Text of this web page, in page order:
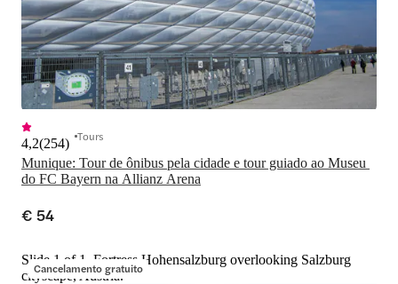
Munique: Tour de ônibus pela cidade e tour guiado ao Museu
do FC Bayern na Allianz Arena
4,2(254) Tours
€ 54
Cancelamento gratuito
Slide 1 of 1, Fortress Hohensalzburg overlooking Salzburg
cityscape, Austria.